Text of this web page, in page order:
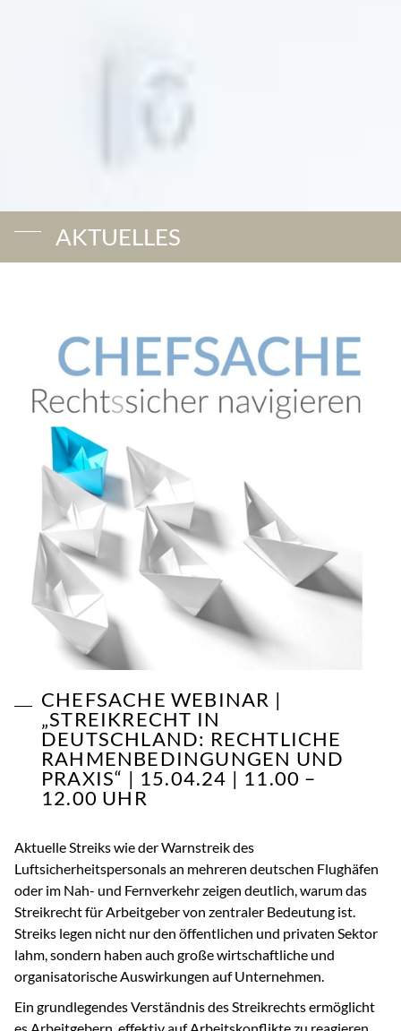
AKTUELLES
CHEFSACHE WEBINAR |
„STREIKRECHT IN
DEUTSCHLAND: RECHTLICHE
RAHMENBEDINGUNGEN UND
PRAXIS“ | 15.04.24 | 11.00 –
12.00 UHR
Aktuelle Streiks wie der Warnstreik des
Luftsicherheitspersonals an mehreren deutschen Flughäfen
oder im Nah- und Fernverkehr zeigen deutlich, warum das
Streikrecht für Arbeitgeber von zentraler Bedeutung ist.
Streiks legen nicht nur den öffentlichen und privaten Sektor
lahm, sondern haben auch große wirtschaftliche und
organisatorische Auswirkungen auf Unternehmen.
Ein grundlegendes Verständnis des Streikrechts ermöglicht